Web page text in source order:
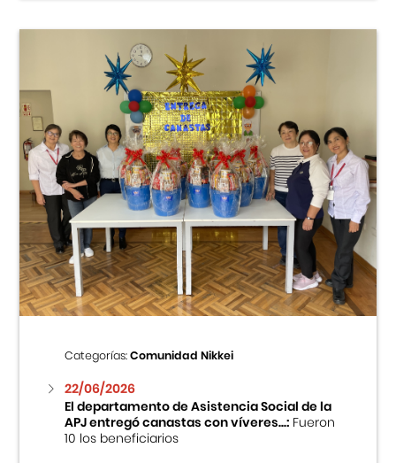
Categorías:Comunidad Nikkei
22/06/2026
El departamento de Asistencia Social de la
APJ entregó canastas con víveres...:Fueron
10 los beneficiarios